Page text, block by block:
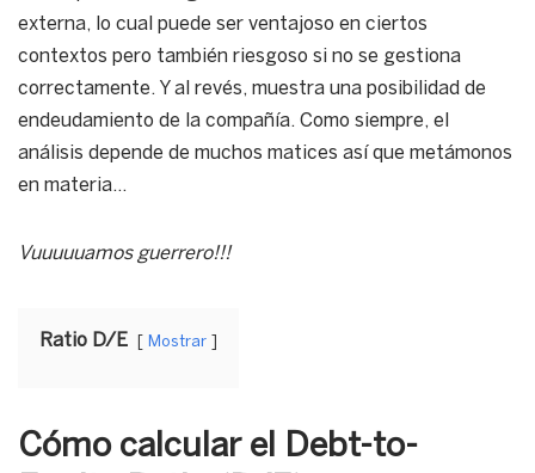
externa, lo cual puede ser ventajoso en ciertos
contextos pero también riesgoso si no se gestiona
correctamente. Y al revés, muestra una posibilidad de
endeudamiento de la compañía. Como siempre, el
análisis depende de muchos matices así que metámonos
en materia…
Vuuuuuamos guerrero!!!
Ratio D/E Mostrar
Cómo calcular el Debt-to-